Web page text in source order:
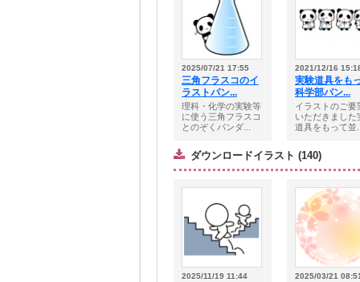
2025/07/21 17:55
三角フラスコのイ
ラストパン...
理科・化学の実験等
に使う三角フラスコ
とのぞくパンダ...
2021/12/16
実験道具をも
科学部パン...
イラストのご要
いただきました
道具をもって並
ダウンロードイラスト (140)
2025/11/19 11:44 2025/03/21